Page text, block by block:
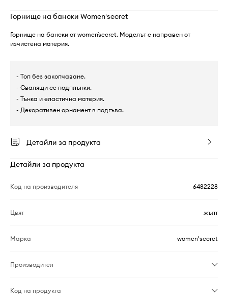
Горнище на бански Women'secret
Горнище на бански от women´secret. Моделът е направен от
изчистена материя.
- Топ без закопчаване.
- Свалящи се подплънки.
- Тънка и еластична материя.
- Декоративен орнамент в подгъва.
Детайли за продукта
Детайли за продукта
Код на производителя 6482228
Цвят жълт
Марка women'secret
Производител
Код на продукта